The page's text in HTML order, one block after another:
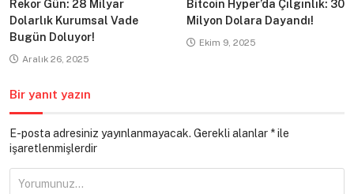
Rekor Gün: 28 Milyar
Dolarlık Kurumsal Vade
Bugün Doluyor!
Aralık 26, 2025
Bitcoin Hyper’da Çılgınlık: 30
Milyon Dolara Dayandı!
Ekim 9, 2025
Bir yanıt yazın
E-posta adresiniz yayınlanmayacak. Gerekli alanlar *ile
işaretlenmişlerdir